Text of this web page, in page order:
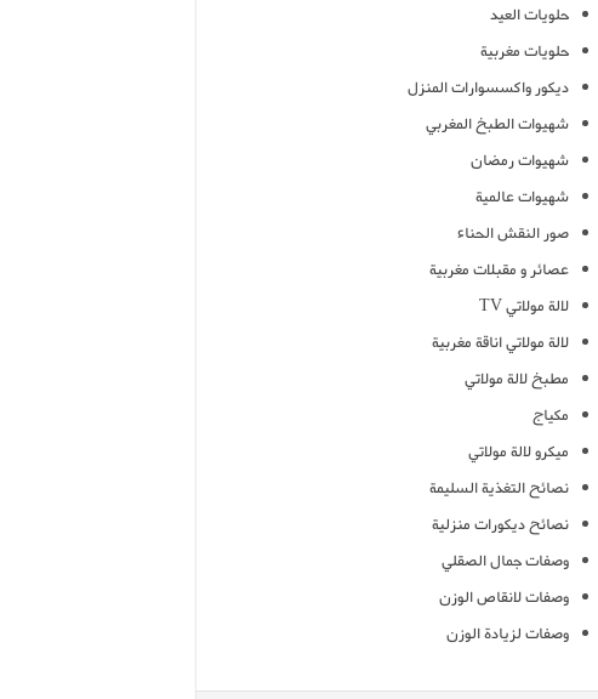
حلويات العيد
حلويات مغربية
ديكور واكسسوارات المنزل
شهيوات الطبخ المغربي
شهيوات رمضان
شهيوات عالمية
صور النقش الحناء
عصائر و مقبلات مغربية
لالة مولاتي TV
لالة مولاتي اناقة مغربية
مطبخ لالة مولاتي
مكياج
ميكرو لالة مولاتي
نصائح التغذية السليمة
نصائح ديكورات منزلية
وصفات جمال الصقلي
وصفات لانقاص الوزن
وصفات لزيادة الوزن